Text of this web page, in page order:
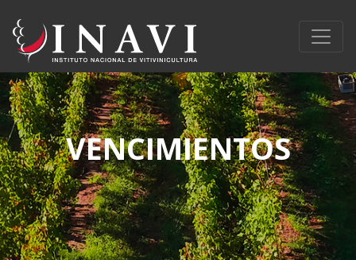
VENCIMIENTOS